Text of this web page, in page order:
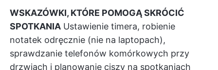
WSKAZÓWKI, KTÓRE POMOGĄ SKRÓCIĆ
SPOTKANIA Ustawienie timera, robienie
notatek odręcznie (nie na laptopach),
sprawdzanie telefonów komórkowych przy
drzwiach i planowanie ciszy na spotkaniach